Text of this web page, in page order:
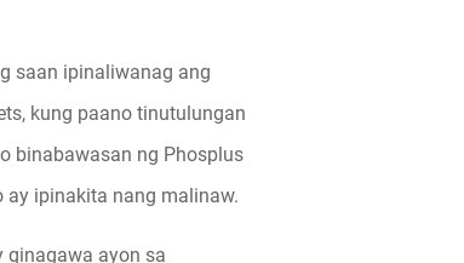
saan ipinaliwanag ang
kung paano tinutulungan
binabawasan ng Phosplus
ay ipinakita nang malinaw.
ginagawa ayon sa